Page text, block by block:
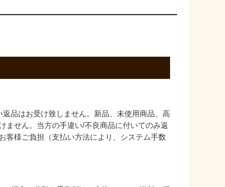
品はお受け致しません。新品、未使用商品、高
ません。当方の手違い/不良商品に付いてのみ返
客様ご負担（支払い方法により、システム手数